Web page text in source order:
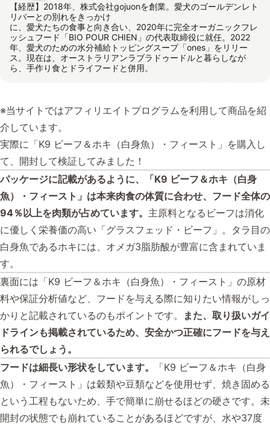
【経歴】2018年、株式会社gojuonを創業。愛犬のゴールデンレト
リバーとの別れをきっかけ
に、愛犬たちの食事と向き合い、2020年に完全オーガニックフレ
ッシュフード「BIO POUR CHIEN」の代表取締役に就任。2022
年、愛犬のための水分補給トッピングスープ「ones」をリリー
ス。現在は、オーストラリアンラブラドゥードルと暮らしなが
ら、手作り食とドライフードと併用。
※当サイトではアフィリエイトプログラムを利用して商品を紹
介しています。
実際に「K9 ビーフ＆ホキ（白身魚）・フィースト」を購入し
て、開封して検証してみました！
パッケージに記載があるように、「K9 ビーフ＆ホキ（白身
魚）・フィースト」は本来肉食の体質に合わせ、フード全体の
94％以上を肉類が占めています。 主原料となるビーフは消化
に優しく栄養価の高い「グラスフェッド・ビーフ」。タラ目の
白身魚であるホキには、オメガ3脂肪酸が豊富に含まれていま
す。
裏面には「K9 ビーフ＆ホキ（白身魚）・フィースト」の原材
料や保証分析値など、フードを与える際に知りたい情報がしっ
かりと記載されているのもポイントです。
また、取り扱いガイ
ドラインも掲載されているため、安全かつ正確にフードを与え
られるでしょう。
フードは細長い形状をしています。
「K9 ビーフ＆ホキ（白身
魚）・フィースト」は穀類や豆類などを使用せず、焼き固める
という工程もないため、手で簡単に崩せるほどの硬さです。未
開封の状態でも崩れていることがあるほどですが、水や37度